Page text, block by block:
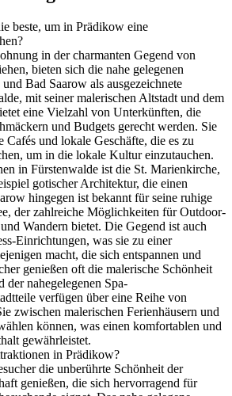
beste, um in Prädikow eine
in der charmanten Gegend von
bieten sich die nahe gelegenen
Bad Saarow als ausgezeichnete
mit seiner malerischen Altstadt und dem
eine Vielzahl von Unterkünften, die
und Budgets gerecht werden. Sie
Cafés und lokale Geschäfte, die es zu
um in die lokale Kultur einzutauchen.
in Fürstenwalde ist die St. Marienkirche,
gotischer Architektur, die einen
hingegen ist bekannt für seine ruhige
der zahlreiche Möglichkeiten für Outdoor-
Wandern bietet. Die Gegend ist auch
Einrichtungen, was sie zu einer
macht, die sich entspannen und
genießen oft die malerische Schönheit
der nahegelegenen Spa-
verfügen über eine Reihe von
zwischen malerischen Ferienhäusern und
können, was einen komfortablen und
gewährleistet.
in Prädikow?
die unberührte Schönheit der
genießen, die sich hervorragend für